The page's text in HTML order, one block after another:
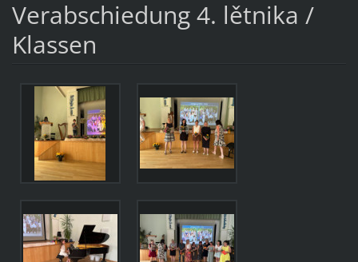
Verabschiedung 4. lětnika /
Klassen